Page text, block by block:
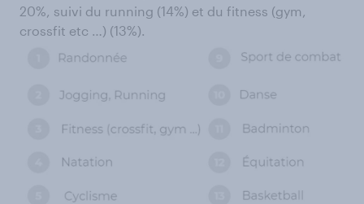
20%, suivi du running (14%) et du fitness (gym,
crossfit etc …) (13%).